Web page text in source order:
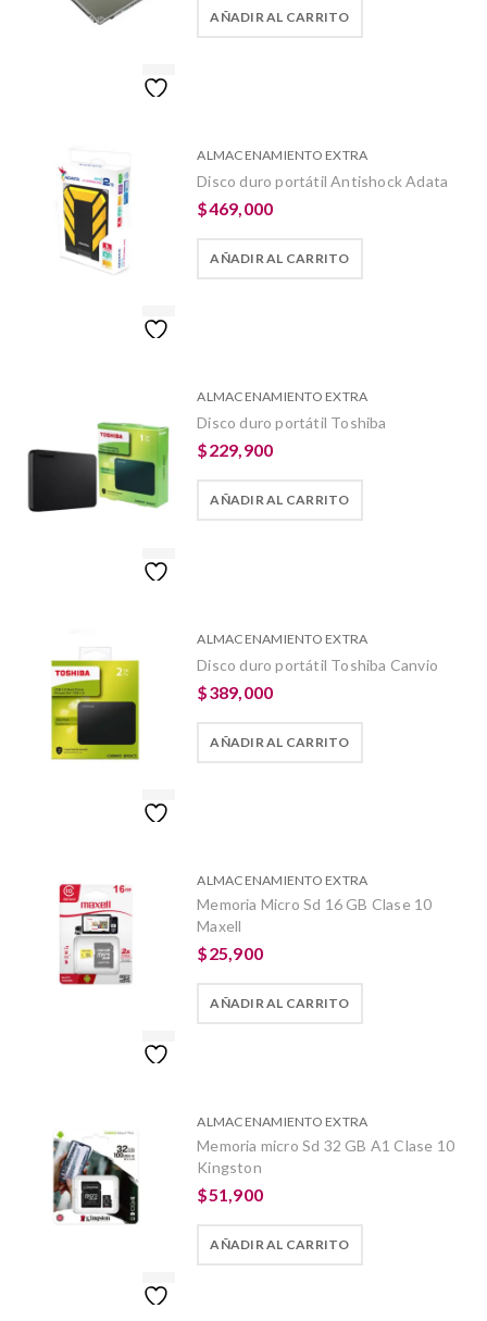
AÑADIR AL CARRITO
ALMACENAMIENTO EXTRA
Disco duro portátil Antishock Adata
$469,000
AÑADIR AL CARRITO
ALMACENAMIENTO EXTRA
Disco duro portátil Toshiba
$229,900
AÑADIR AL CARRITO
ALMACENAMIENTO EXTRA
Disco duro portátil Toshiba Canvio
$389,000
AÑADIR AL CARRITO
ALMACENAMIENTO EXTRA
Memoria Micro Sd 16 GB Clase 10
Maxell
$25,900
AÑADIR AL CARRITO
ALMACENAMIENTO EXTRA
Memoria micro Sd 32 GB A1 Clase 10
Kingston
$51,900
AÑADIR AL CARRITO